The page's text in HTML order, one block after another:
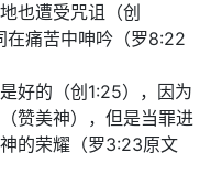
也遭受咒诅（创
在痛苦中呻吟（罗8:22
好的（创1:25），因为
赞美神），但是当罪进
的荣耀（罗3:23原文